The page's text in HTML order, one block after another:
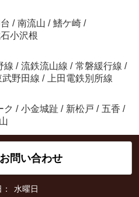
/ 南流山 / 鰭ケ崎 /
小沢根
線 / 流鉄流山線 / 常磐緩行線 /
武野田線 / 上田電鉄別所線
ク / 小金城趾 / 新松戸 / 五香 /
問い合わせ
水曜日